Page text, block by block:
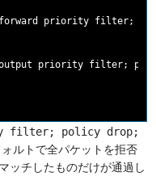
priority filter;
priority filter;
filter; policy drop;
ルトで全パケットを拒否
ッチしたものだけが通過し